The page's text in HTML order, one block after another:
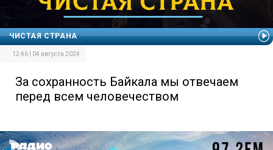
ЧИСТАЯ СТРАНА
12:46 | 04 августа 2024
За сохранность Байкала мы отвечаем
перед всем человечеством